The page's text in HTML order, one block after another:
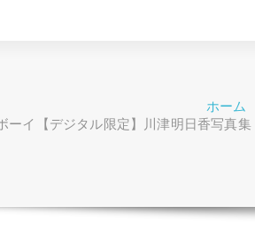
ホーム
ーイ【デジタル限定】川津明日香写真